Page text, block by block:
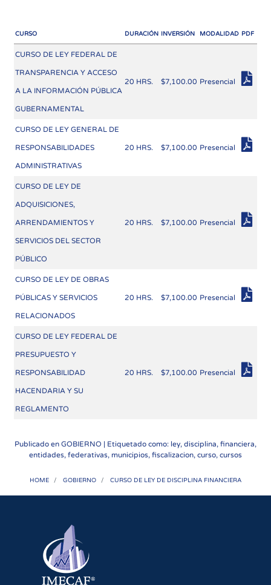
CURSO DURACIÓN INVERSIÓN MODALIDAD PDF
CURSO DE LEY FEDERAL DE
TRANSPARENCIA Y ACCESO
A LA INFORMACIÓN PÚBLICA
GUBERNAMENTAL
20 HRS. $7,100.00 Presencial
CURSO DE LEY GENERAL DE
RESPONSABILIDADES
ADMINISTRATIVAS
20 HRS. $7,100.00 Presencial
CURSO DE LEY DE
ADQUISICIONES,
ARRENDAMIENTOS Y
SERVICIOS DEL SECTOR
PÚBLICO
20 HRS. $7,100.00 Presencial
CURSO DE LEY DE OBRAS
PÚBLICAS Y SERVICIOS
RELACIONADOS
20 HRS. $7,100.00 Presencial
CURSO DE LEY FEDERAL DE
PRESUPUESTO Y
RESPONSABILIDAD
HACENDARIA Y SU
REGLAMENTO
20 HRS. $7,100.00 Presencial
Publicado en GOBIERNO | Etiquetado como: ley, disciplina, financiera,
entidades, federativas, municipios, fiscalizacion, curso, cursos
HOME GOBIERNO CURSO DE LEY DE DISCIPLINA FINANCIERA